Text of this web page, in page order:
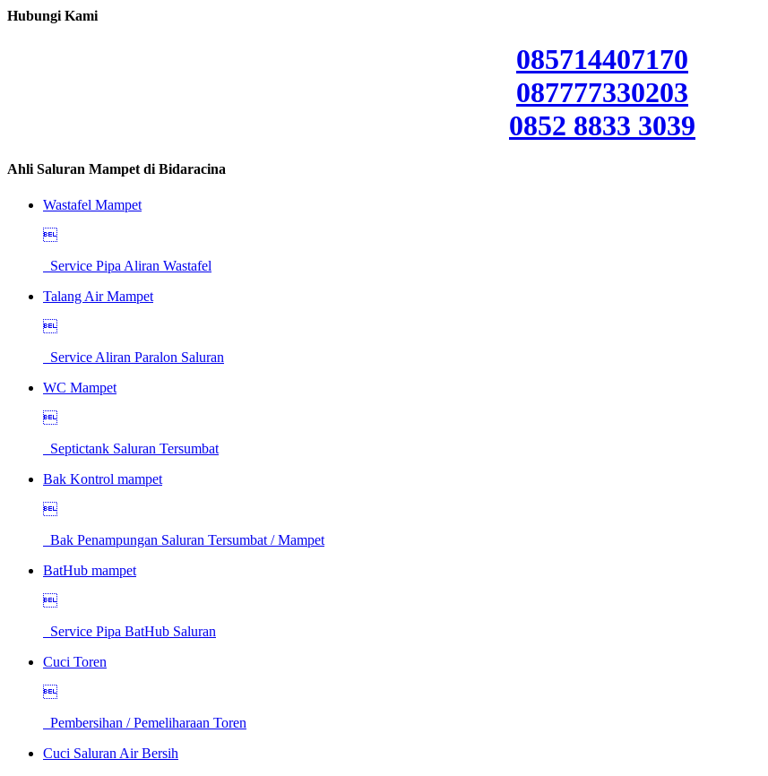
Hubungi Kami
085714407170
087777330203
0852 8833 3039
Ahli Saluran Mampet di Bidaracina
Wastafel Mampet

Service Pipa Aliran Wastafel
Talang Air Mampet

Service Aliran Paralon Saluran
WC Mampet

Septictank Saluran Tersumbat
Bak Kontrol mampet

Bak Penampungan Saluran Tersumbat / Mampet
BatHub mampet

Service Pipa BatHub Saluran
Cuci Toren

Pembersihan / Pemeliharaan Toren
Cuci Saluran Air Bersih